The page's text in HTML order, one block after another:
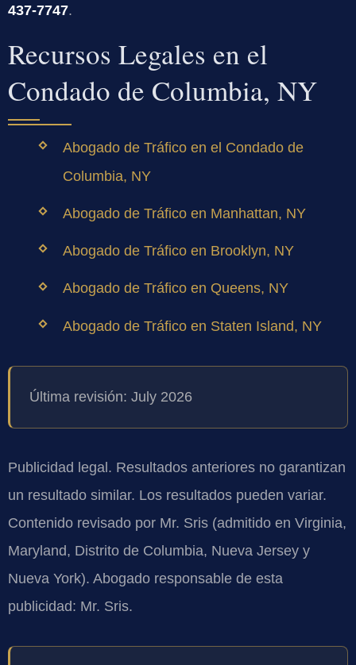
437-7747.
Recursos Legales en el
Condado de Columbia, NY
Abogado de Tráfico en el Condado de
Columbia, NY
Abogado de Tráfico en Manhattan, NY
Abogado de Tráfico en Brooklyn, NY
Abogado de Tráfico en Queens, NY
Abogado de Tráfico en Staten Island, NY
Última revisión: July 2026
Publicidad legal. Resultados anteriores no garantizan
un resultado similar. Los resultados pueden variar.
Contenido revisado por Mr. Sris (admitido en Virginia,
Maryland, Distrito de Columbia, Nueva Jersey y
Nueva York). Abogado responsable de esta
publicidad: Mr. Sris.